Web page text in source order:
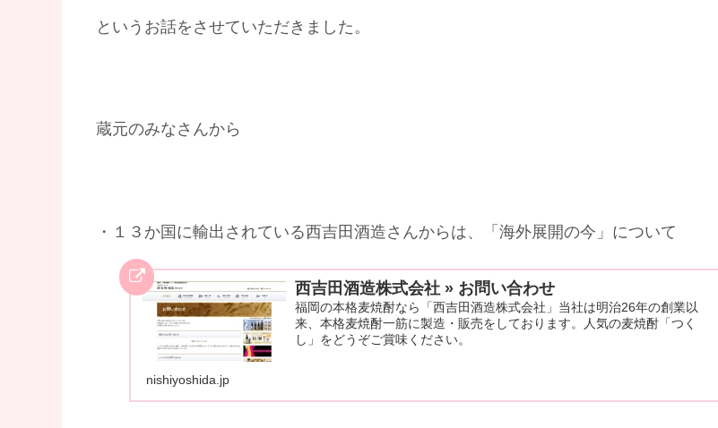
というお話をさせていただきました。
蔵元のみなさんから
・１３か国に輸出されている西吉田酒造さんからは、「海外展開の今」について
西吉田酒造株式会社 » お問い合わせ
福岡の本格麦焼酎なら「西吉田酒造株式会社」当社は明治26年の創業以
来、本格麦焼酎一筋に製造・販売をしております。人気の麦焼酎「つく
し」をどうぞご賞味ください。
nishiyoshida.jp